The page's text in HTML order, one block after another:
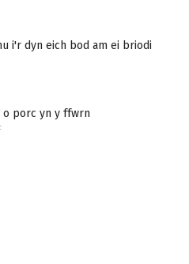
i'r dyn eich bod am ei briodi
o porc yn y ffwrn